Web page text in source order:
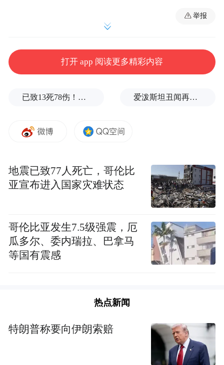
8月17日，北京市教育委员会、市人力资源和
社会保障局等单位共同举行《北京市关于进
一步减轻义务教育阶段学生作业负担和校外
措施和新学期工作重点等情况。
在深化校外培训机构治理方面：
教育阶段学生的学科类培训机构。对现有学
科类培训机构重新审核登记。
成年人保护法有关规定，校外培训机构不得
占用国家法定节假日、休息日及寒暑假期组
三是规范培训服务行为，完善学科类培训管
容、培训材料、教师资质等信息。严禁超标
超前培训，严禁非学科类培训机构从事学科
举报
打开 app 阅读更多精彩内容
已致13死78伤！这是乌方对俄本土发动的最致命袭击之一 爱泼斯坦丑闻再曝新线索！美国顶级艺术学校爆70起性侵黑幕，近50名成年人被指控
地震已致77人死亡，哥伦比
亚宣布进入国家灾难状态
哥伦比亚发生7.5级强震，厄
瓜多尔、委内瑞拉、巴拿马
等国有震感
热点新闻
特朗普称要向伊朗索赔